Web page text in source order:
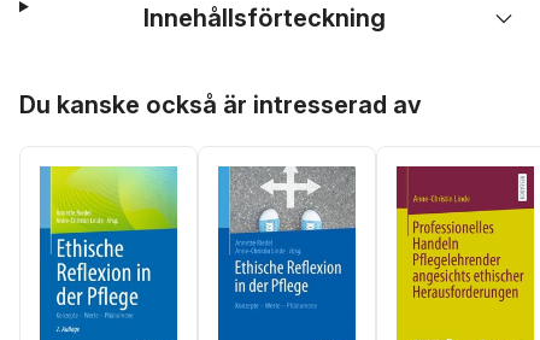
Innehållsförteckning
Du kanske också är intresserad av